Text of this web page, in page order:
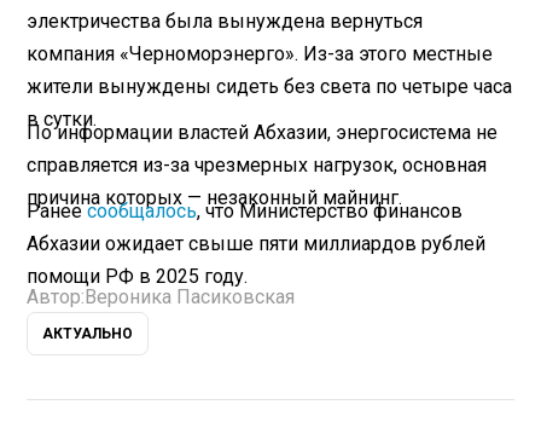
электричества была вынуждена вернуться
компания «Черноморэнерго». Из-за этого местные
жители вынуждены сидеть без света по четыре часа
в сутки.
По информации властей Абхазии, энергосистема не
справляется из-за чрезмерных нагрузок, основная
причина которых — незаконный майнинг.
Ранеесообщалось, что Министерство финансов
Абхазии ожидает свыше пяти миллиардов рублей
помощи РФ в 2025 году.
Автор: Вероника Пасиковская
АКТУАЛЬНО